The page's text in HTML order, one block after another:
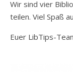
Wir sind vier
teilen. Viel Spaß
Euer LibTips-